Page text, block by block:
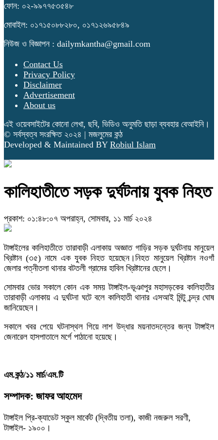
ফোন: ০২-৯৯৭৭৫৩৫৪৮
মোবাইল: ০১৭১৫০৮৮২৮০, ০১৭১২৬৯৫৮৪৯
নিউজ ও বিজ্ঞাপন : dailymkantha@gmail.com
Contact Us
Privacy Policy
Disclaimer
Advertisement
About us
এই ওয়েবসাইটের কোনো লেখা, ছবি, ভিডিও অনুমতি ছাড়া ব্যবহার বেআইনি।
© সর্বস্বত্ব সংরক্ষিত ২০২৪ | মজলুমের কন্ঠ
Developed & Maintained BY Robiul Islam
কালিহাতীতে সড়ক দুর্ঘটনায় যুবক নিহত
প্রকাশ: ০১:৪৮:০৭ অপরাহ্ন, সোমবার, ১১ মার্চ ২০২৪
টাঙ্গাইলের কালিহাতীতে তারাবাড়ী এলাকায় অজ্ঞাত গাড়ির সড়ক দুর্ঘটনায় মানুয়েল
খ্রিষ্টান (৩৫) নামে এক যুবক নিহত হয়েছেন।নিহত মানুয়েল খ্রিষ্টান নওগাঁ
জেলার পত্নীতলা থানার বটতলী গ্রামের হাবিল খ্রিষ্টানের ছেলে।
সোমবার ভোর সকালে কোন এক সময় টাঙ্গাইল-ভূঞাপুর মহাসড়কের কালিহাতীর
তারাবাড়ী এলাকায় এ দুর্ঘটনা ঘটে বলে কালিহাতী থানার এসআই মিন্টু চন্দ্র ঘোষ
জানিয়েছেন।
সকালে খবর পেয়ে ঘটনাস্থল গিয়ে লাশ উদ্ধার ময়নাতদন্তের জন্য টাঙ্গাইল
জেনারেল হাসপাতালে মর্গে পাঠানো হয়েছে।
এম.কন্ঠ/১১ মার্চ/এম.টি
সম্পাদক: জাফর আহমেদ
টাঙ্গাইল প্রি-ক্যাডেট স্কুল মার্কেট (দ্বিতীয় তলা), কাজী নজরুল সরণী,
টাঙ্গাইল- ১৯০০।